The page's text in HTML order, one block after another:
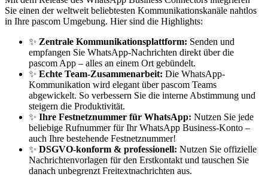
Sie einen der weltweit beliebtesten Kommunikationskanäle nahtlos
in Ihre pascom Umgebung. Hier sind die Highlights:
✨ Zentrale Kommunikationsplattform: Senden und
empfangen Sie WhatsApp-Nachrichten direkt über die
pascom App – alles an einem Ort gebündelt.
✨ Echte Team-Zusammenarbeit: Die WhatsApp-
Kommunikation wird elegant über pascom Teams
abgewickelt. So verbessern Sie die interne Abstimmung und
steigern die Produktivität.
✨ Ihre Festnetznummer für WhatsApp: Nutzen Sie jede
beliebige Rufnummer für Ihr WhatsApp Business-Konto –
auch Ihre bestehende Festnetznummer!
✨ DSGVO-konform & professionell: Nutzen Sie offizielle
Nachrichtenvorlagen für den Erstkontakt und tauschen Sie
danach unbegrenzt Freitextnachrichten aus.